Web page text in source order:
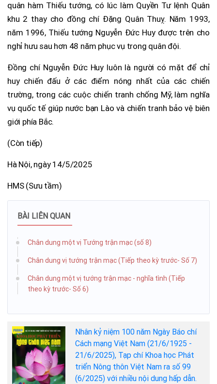
quân hàm Thiếu tướng, có lúc làm Quyền Tư lệnh Quân
khu 2 thay cho đồng chí Đặng Quân Thuỵ. Năm 1993,
năm 1996, Thiếu tướng Nguyễn Đức Huy được trên cho
nghỉ hưu sau hơn 48 năm phục vụ trong quân đội.
Đồng chí Nguyễn Đức Huy luôn là người có mặt để chỉ
huy chiến đấu ở các điểm nóng nhất của các chiến
trường, trong các cuộc chiến tranh chống Mỹ, làm nghĩa
vụ quốc tế giúp nước bạn Lào và chiến tranh bảo vệ biên
giới phía Bắc.
(Còn tiếp)
Hà Nội, ngày 14/5/2025
HMS (Sưu tầm)
BÀI LIÊN QUAN
Chân dung một vị Tướng trận mạc (số 8)
Chân dung vị tướng trận mạc (Tiếp theo kỳ trước- Số 7)
Chân dung một vị tướng trận mạc - nghĩa tình (Tiếp
theo kỳ trước- Số 6)
Nhân kỷ niệm 100 năm Ngày Báo chí
Cách mạng Việt Nam (21/6/1925 -
21/6/2025), Tạp chí Khoa học Phát
triển Nông thôn Việt Nam ra số 99
(6/2025) với nhiều nội dung hấp dẫn.